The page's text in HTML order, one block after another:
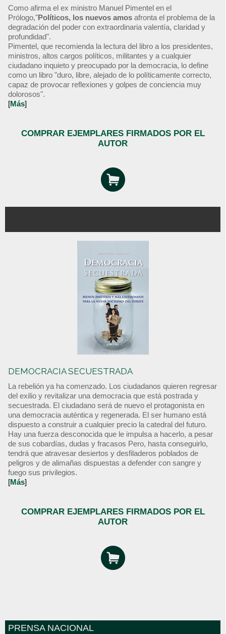
Como afirma el ex ministro Manuel Pimentel en el
Prólogo,"Políticos, los nuevos amos afronta el problema de la
degradación del poder con extraordinaria valentía, claridad y
profundidad".
Pimentel, que recomienda la lectura del libro a los presidentes,
ministros, altos cargos políticos, militantes y a cualquier
ciudadano inquieto y preocupado por la democracia, lo define
como un libro "duro, libre, alejado de lo políticamente correcto,
capaz de provocar reflexiones y golpes de conciencia muy
dolorosos".
[Más]
COMPRAR EJEMPLARES FIRMADOS POR EL
AUTOR
DEMOCRACIA SECUESTRADA
La rebelión ya ha comenzado. Los ciudadanos quieren regresar
del exilio y revitalizar una democracia que está postrada y
secuestrada. El ciudadano será de nuevo el protagonista en
una democracia auténtica y regenerada. El ser humano está
dispuesto a construir a cualquier precio la catedral del futuro.
Hay una fuerza desconocida que le impulsa a hacerlo, a pesar
de sus cobardías, dudas y fracasos Pero, hasta conseguirlo,
tendrá que atravesar desiertos y desfiladeros poblados de
peligros y de alimañas dispuestas a defender con sangre y
fuego sus privilegios.
[Más]
COMPRAR EJEMPLARES FIRMADOS POR EL
AUTOR
PRENSA NACIONAL